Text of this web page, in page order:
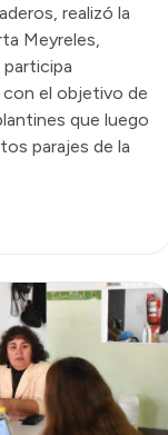
realizó la
Meyreles,
el objetivo de
que luego
parajes de la